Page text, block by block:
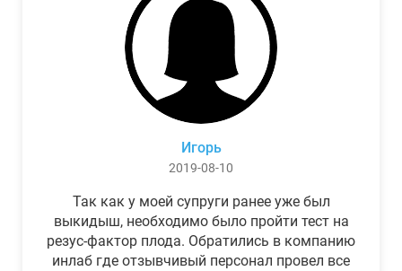
Игорь
2019-08-10
Так как у моей супруги ранее уже был
выкидыш, необходимо было пройти тест на
резус-фактор плода. Обратились в компанию
инлаб где отзывчивый персонал провел все